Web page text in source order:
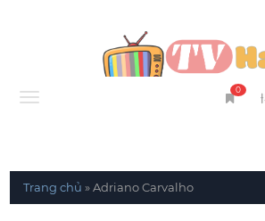
Menu
0
Trang chủ »Adriano Carvalho